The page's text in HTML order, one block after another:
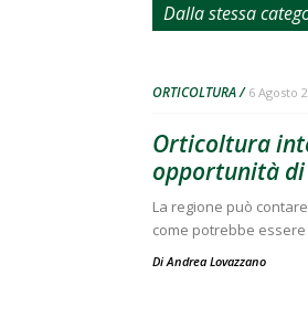
Dalla stessa
ORTICOLTURA 6 Agosto
Orticoltura
opportunità
La regione può
come potrebbe
DiAndrea Lovazzano